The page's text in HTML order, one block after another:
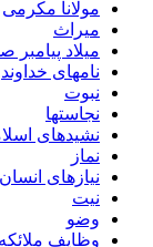
مولانا مکرمی
میراث
میلاد پیامبر
نامهای خداوند
نبوت
نجاستها
نشیدهای
نماز
نیازهای انسان
نیت
وضو
وظایف ملائکه